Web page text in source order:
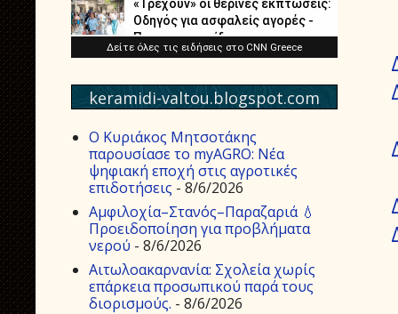
keramidi-valtou.blogspot.com
Ο Κυριάκος Μητσοτάκης
παρουσίασε το myAGRO: Νέα
ψηφιακή εποχή στις αγροτικές
επιδοτήσεις - 8/6/2026
Αμφιλοχία–Στανός–Παραζαριά 💧
Προειδοποίηση για προβλήματα
νερού - 8/6/2026
Αιτωλοακαρνανία: Σχολεία χωρίς
επάρκεια προσωπικού παρά τους
διορισμούς. - 8/6/2026